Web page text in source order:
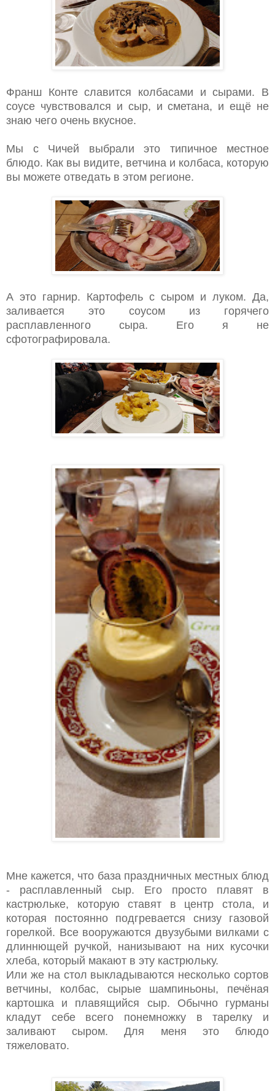
Франш Конте славится колбасами и сырами. В
соусе чувствовался и сыр, и сметана, и ещё не
знаю чего очень вкусное.
Мы с Чичей выбрали это типичное местное
блюдо. Как вы видите, ветчина и колбаса, которую
вы можете отведать в этом регионе.
А это гарнир. Картофель с сыром и луком. Да,
заливается это соусом из горячего
расплавленного сыра. Его я не
сфотографировала.
Мне кажется, что база праздничных местных блюд
- расплавленный сыр. Его просто плавят в
кастрюльке, которую ставят в центр стола, и
которая постоянно подгревается снизу газовой
горелкой. Все вооружаются двузубыми вилками с
длиннющей ручкой, нанизывают на них кусочки
хлеба, который макают в эту кастрюльку.
Или же на стол выкладываются несколько сортов
ветчины, колбас, сырые шампиньоны, печёная
картошка и плавящийся сыр. Обычно гурманы
кладут себе всего понемножку в тарелку и
заливают сыром. Для меня это блюдо
тяжеловато.